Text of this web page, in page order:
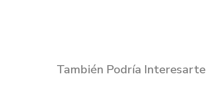
También Podría Interesarte